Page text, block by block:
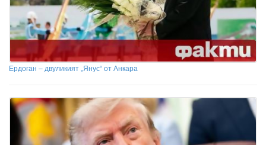
Ердоган – двуликият „Янус“ от Анкара